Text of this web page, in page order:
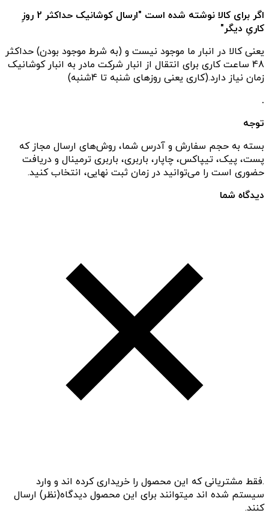
اگر برای کالا نوشته شده است "ارسال کوشانیک حداکثر 2 روزِ
کاریِ دیگر"
یعنی کالا در انبار ما موجود نیست و (به شرط موجود بودن) حداکثر
48 ساعت کاری برای انتقال از انبار شرکت مادر به انبار کوشانیک
زمان نیاز دارد.(کاری یعنی روزهای شنبه تا 4شنبه)
.
توجه
بسته به حجم سفارش و آدرس شما، روش‌های ارسال مجاز که
پست، پیک، تیپاکس، چاپار، باربری، باربری ترمینال و دریافت
حضوری است را می‌توانید در زمان ثبت نهایی، انتخاب کنید.
دیدگاه شما
.فقط مشتریانی که این محصول را خریداری کرده اند و وارد
سیستم شده اند میتوانند برای این محصول دیدگاه(نظر) ارسال
کنند.